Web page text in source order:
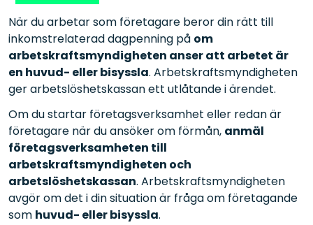
När du arbetar som företagare beror din rätt till
inkomstrelaterad dagpenning på om
arbetskraftsmyndigheten anser att arbetet är
en huvud- eller bisyssla. Arbetskraftsmyndigheten
ger arbetslöshetskassan ett utlåtande i ärendet.
Om du startar företagsverksamhet eller redan är
företagare när du ansöker om förmån, anmäl
företagsverksamheten till
arbetskraftsmyndigheten och
arbetslöshetskassan. Arbetskraftsmyndigheten
avgör om det i din situation är fråga om företagande
som huvud- eller bisyssla.